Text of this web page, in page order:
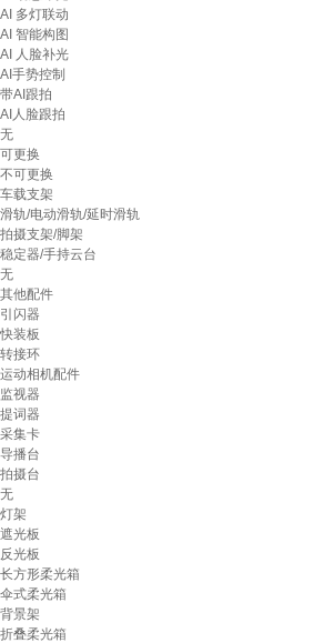
AI 多灯联动
AI 智能构图
AI 人脸补光
AI手势控制
带AI跟拍
AI人脸跟拍
无
可更换
不可更换
车载支架
滑轨/电动滑轨/延时滑轨
拍摄支架/脚架
稳定器/手持云台
无
其他配件
引闪器
快装板
转接环
运动相机配件
监视器
提词器
采集卡
导播台
拍摄台
无
灯架
遮光板
反光板
长方形柔光箱
伞式柔光箱
背景架
折叠柔光箱